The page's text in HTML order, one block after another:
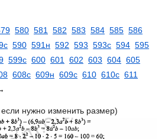
580 581 582 583 584 585 586
590 591н 592 593 593с 594 595
599с 600 601 602 603 604 605
608с 609н 609с 610 610с 611
нужно изменить размер)